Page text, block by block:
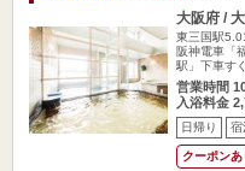
大阪府 /
東三国駅
阪神電車「
駅」下車す
営業時間
入浴料金
日帰り 宿
クーポンあ